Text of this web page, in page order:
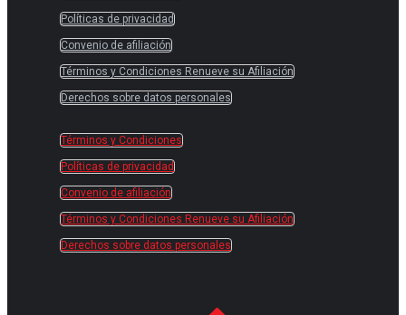
Políticas de privacidad
Convenio de afiliación
Términos y Condiciones Renueve su Afiliación
Derechos sobre datos personales
Términos y Condiciones
Políticas de privacidad
Convenio de afiliación
Términos y Condiciones Renueve su Afiliación
Derechos sobre datos personales